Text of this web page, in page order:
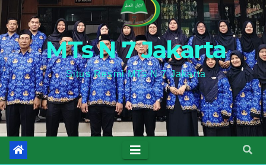
MTs N 7 Jakarta
Situs Resmi MTs N 7 Jakarta